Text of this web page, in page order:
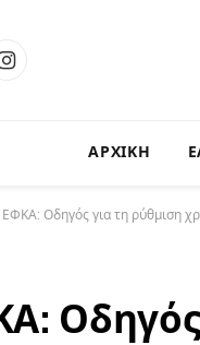
Instagram
ΑΡΧΙΚΗ
ΕΦΚΑ: Οδηγός για τη ρύθμιση